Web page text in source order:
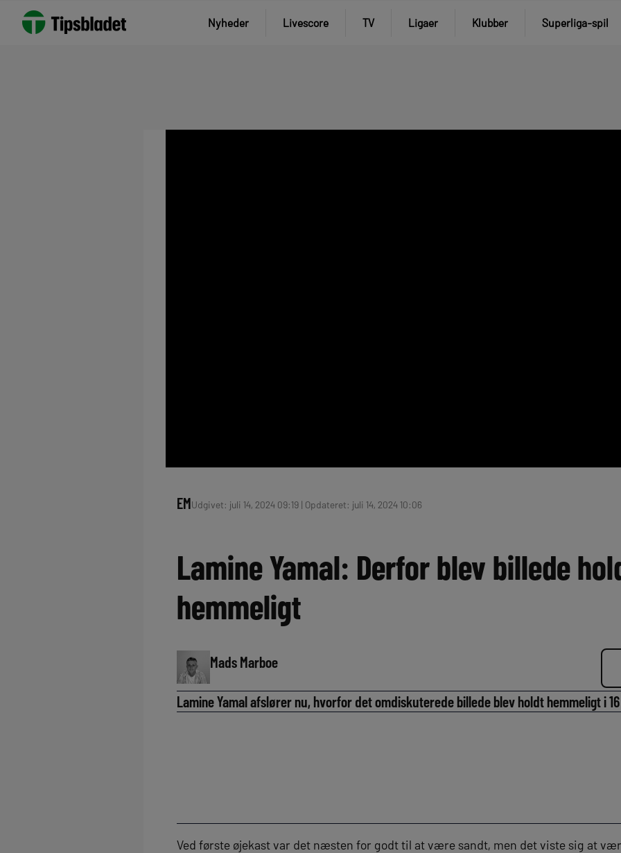
Nyheder Livescore TV Ligaer Klubber Superliga-spil
EMUdgivet: juli 14, 2024 09:19 | Opdateret: juli 14, 2024 10:06
Lamine Yamal: Derfor blev billede
hemmeligt
Mads Marboe
Lamine Yamal afslører nu, hvorfor det omdiskuterede billede blev holdt hemmeligt i
Ved første øjekast var det næsten for godt til at være sandt, men det viste sig at